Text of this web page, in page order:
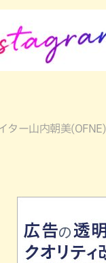
ター山内朝美(OFNE)